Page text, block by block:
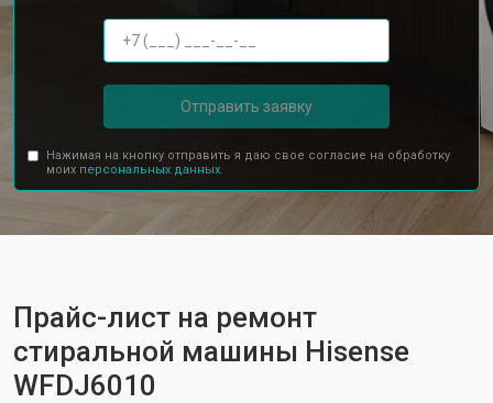
Отправить заявку
Нажимая на кнопку отправить я даю свое согласие на обработку
моих персональных данных.
Прайс-лист на ремонт
стиральной машины Hisense
WFDJ6010